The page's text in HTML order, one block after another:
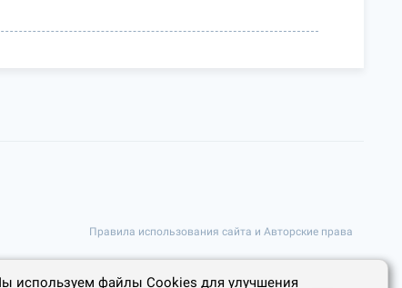
Правила использования сайта и Авторские права
используем файлы Cookies для улучшения